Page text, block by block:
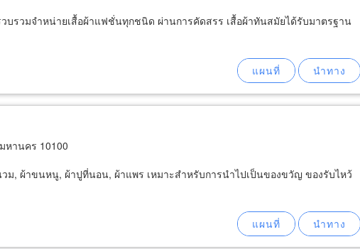
บรวมจำหน่ายเสื้อผ้าแฟชั่นทุกชนิด ผ่านการคัดสรร เสื้อผ้าทันสมัยได้รับมาตรฐาน
หานคร 10100
ม, ผ้าขนหนู, ผ้าปูที่นอน, ผ้าแพร เหมาะสำหรับการนำไปเป็นของขวัญ ของรับไหว้